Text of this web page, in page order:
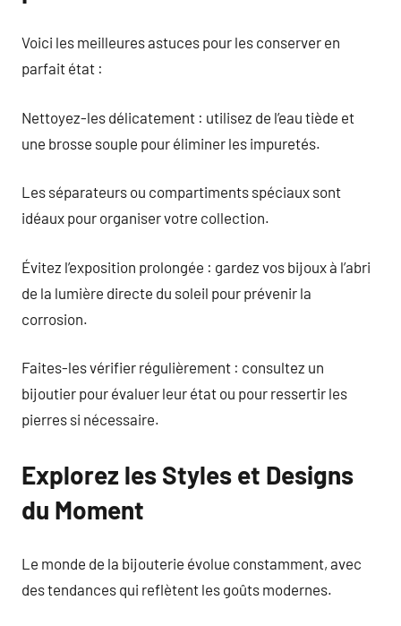
Voici les meilleures astuces pour les conserver en
parfait état :
Nettoyez-les délicatement : utilisez de l’eau tiède et
une brosse souple pour éliminer les impuretés.
Les séparateurs ou compartiments spéciaux sont
idéaux pour organiser votre collection.
Évitez l’exposition prolongée : gardez vos bijoux à l’abri
de la lumière directe du soleil pour prévenir la
corrosion.
Faites-les vérifier régulièrement : consultez un
bijoutier pour évaluer leur état ou pour ressertir les
pierres si nécessaire.
Explorez les Styles et Designs
du Moment
Le monde de la bijouterie évolue constamment, avec
des tendances qui reflètent les goûts modernes.